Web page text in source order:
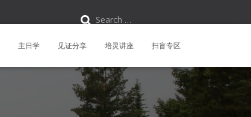
f
r
Search …
主日学 见证分享 培灵讲座 扫盲专区